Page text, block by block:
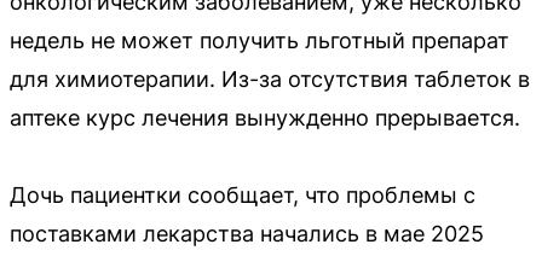
недель не может получить льготный препарат
для химиотерапии. Из-за отсутствия таблеток в
аптеке курс лечения вынужденно прерывается.
Дочь пациентки сообщает, что проблемы с
поставками лекарства начались в мае 2025